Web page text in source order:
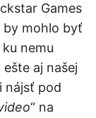
Games
by mohlo byť
nemu
aj našej
nájsť pod
“ na